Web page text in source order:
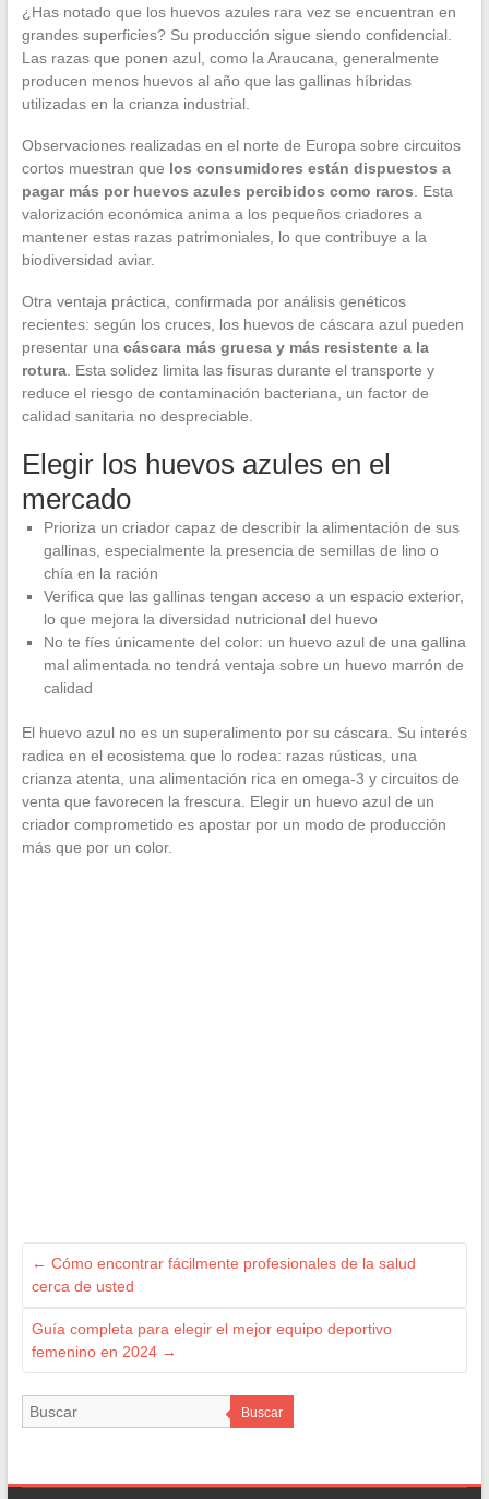
¿Has notado que los huevos azules rara vez se encuentran en
grandes superficies? Su producción sigue siendo confidencial.
Las razas que ponen azul, como la Araucana, generalmente
producen menos huevos al año que las gallinas híbridas
utilizadas en la crianza industrial.
Observaciones realizadas en el norte de Europa sobre circuitos
cortos muestran que los consumidores están dispuestos a
pagar más por huevos azules percibidos como raros . Esta
valorización económica anima a los pequeños criadores a
mantener estas razas patrimoniales, lo que contribuye a la
biodiversidad aviar.
Otra ventaja práctica, confirmada por análisis genéticos
recientes: según los cruces, los huevos de cáscara azul pueden
presentar una cáscara más gruesa y más resistente a la
rotura. Esta solidez limita las fisuras durante el transporte y
reduce el riesgo de contaminación bacteriana, un factor de
calidad sanitaria no despreciable.
Elegir los huevos azules en el
mercado
Prioriza un criador capaz de describir la alimentación de sus
gallinas, especialmente la presencia de semillas de lino o
chía en la ración
Verifica que las gallinas tengan acceso a un espacio exterior,
lo que mejora la diversidad nutricional del huevo
No te fíes únicamente del color: un huevo azul de una gallina
mal alimentada no tendrá ventaja sobre un huevo marrón de
calidad
El huevo azul no es un superalimento por su cáscara. Su interés
radica en el ecosistema que lo rodea: razas rústicas, una
crianza atenta, una alimentación rica en omega-3 y circuitos de
venta que favorecen la frescura. Elegir un huevo azul de un
criador comprometido es apostar por un modo de producción
más que por un color.
← Cómo encontrar fácilmente profesionales de la salud
cerca de usted
Guía completa para elegir el mejor equipo deportivo
femenino en 2024 →
Buscar